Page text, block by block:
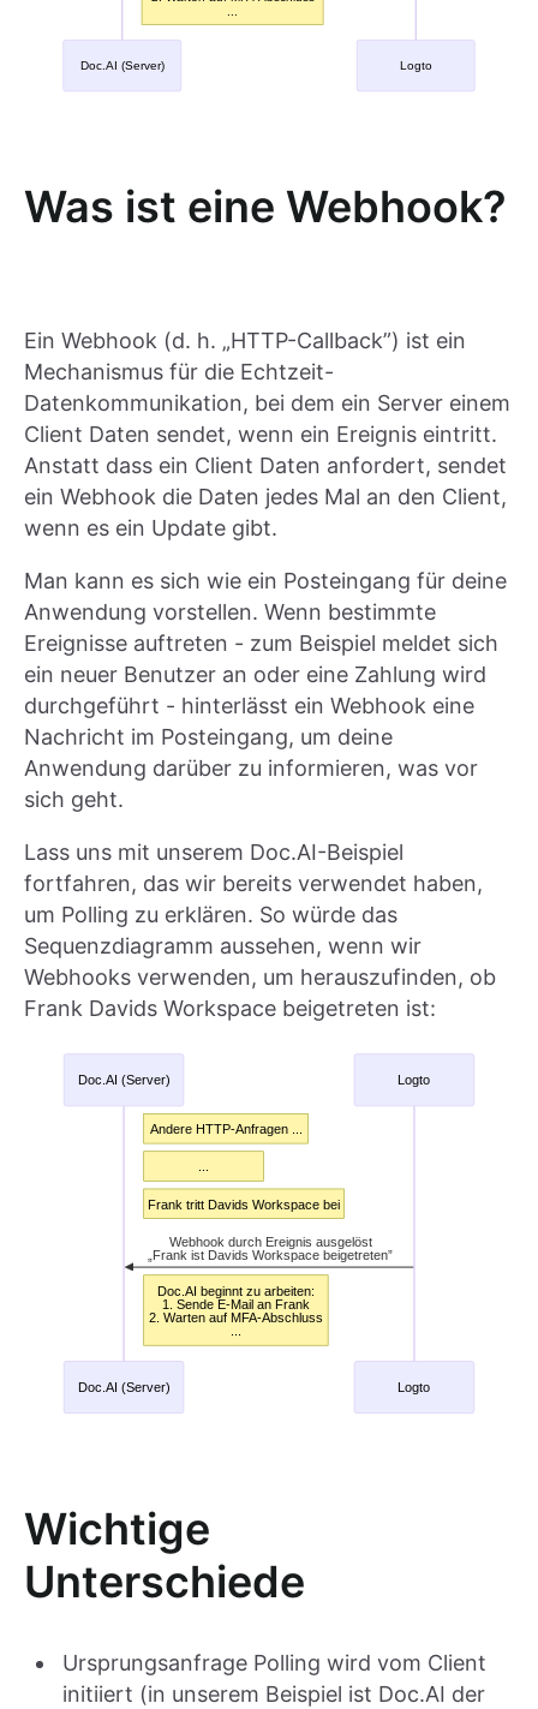
Was ist eine Webhook?
Ein Webhook (d. h. „HTTP-Callback”) ist ein
Mechanismus für die Echtzeit-
Datenkommunikation, bei dem ein Server einem
Client Daten sendet, wenn ein Ereignis eintritt.
Anstatt dass ein Client Daten anfordert, sendet
ein Webhook die Daten jedes Mal an den Client,
wenn es ein Update gibt.
Man kann es sich wie ein Posteingang für deine
Anwendung vorstellen. Wenn bestimmte
Ereignisse auftreten - zum Beispiel meldet sich
ein neuer Benutzer an oder eine Zahlung wird
durchgeführt - hinterlässt ein Webhook eine
Nachricht im Posteingang, um deine
Anwendung darüber zu informieren, was vor
sich geht.
Lass uns mit unserem Doc.AI-Beispiel
fortfahren, das wir bereits verwendet haben,
um Polling zu erklären. So würde das
Sequenzdiagramm aussehen, wenn wir
Webhooks verwenden, um herauszufinden, ob
Frank Davids Workspace beigetreten ist:
Wichtige
Unterschiede
Ursprungsanfrage Polling wird vom Client
initiiert (in unserem Beispiel ist Doc.AI der